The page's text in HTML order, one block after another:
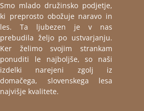
Smo mlado družinsko podjetje,
ki preprosto obožuje naravo in
les. Ta ljubezen je v nas
prebudila željo po ustvarjanju.
Ker želimo svojim strankam
ponuditi le najboljše, so naši
izdelki narejeni zgolj iz
domačega, slovenskega lesa
najvišje kvalitete.